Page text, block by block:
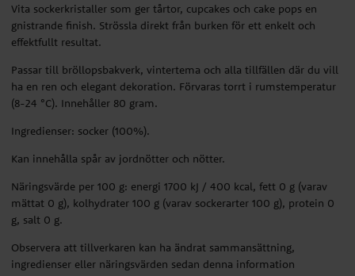
Vita sockerkristaller som ger tårtor, cupcakes och cake pops en
gnistrande finish. Strössla direkt från burken för ett enkelt och
effektfullt resultat.
Passar till bröllopsbakverk, vintertema och alla tillfällen där du vill
ha en ren och elegant dekoration. Förvaras torrt i rumstemperatur
(8-24 °C). Innehåller 80 gram.
Ingredienser: socker (100%).
Kan innehålla spår av jordnötter och nötter.
Näringsvärde per 100 g: energi 1700 kJ / 400 kcal, fett 0 g (varav
mättat 0 g), kolhydrater 100 g (varav sockerarter 100 g), protein 0
g, salt 0 g.
Observera att tillverkaren kan ha ändrat sammansättning,
ingredienser eller näringsvärden sedan denna information